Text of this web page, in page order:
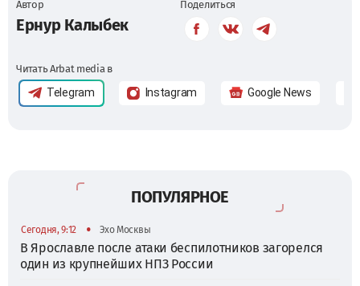
Автор
Ернур Калыбек
Поделиться
Читать Arbat media в
Telegram Instagram Google News
ПОПУЛЯРНОЕ
Сегодня, 9:12 • Эхо Москвы
В Ярославле после атаки беспилотников загорелся
один из крупнейших НПЗ России